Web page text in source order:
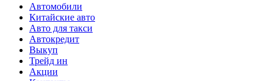
Автомобили
Китайские авто
Авто для такси
Автокредит
Выкуп
Трейд ин
Акции